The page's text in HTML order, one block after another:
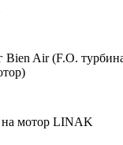
Bien Air (F.O.
на мотор LINAK